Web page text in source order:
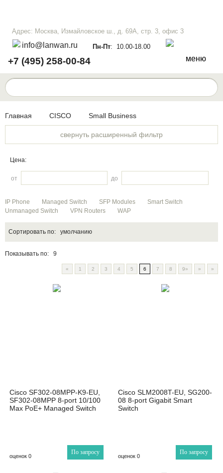
Адрес: Москва, Измайловское ш., д. 69А, стр. 3, офис 3
info@lanwan.ru Пн-Пт: 10.00-18.00
+7 (495) 258-00-84 меню
Главная CISCO Small Business
свернуть расширенный фильтр
Цена:
от до
IP Phone Managed Switch SFP Modules
Smart Switch
Unmanaged Switch
VPN Routers WAP
Сортировать по: умолчанию
Показывать по: 9
« 1 2 3 4 5 6 7 8 9» » »
Cisco SF302-08MPP-K9-EU,
SF302-08MPP 8-port 10/100
Max PoE+ Managed Switch
По запросу
оценок 0
Cisco SLM2008T-EU, SG200-
08 8-port Gigabit Smart
Switch
По запросу
оценок 0